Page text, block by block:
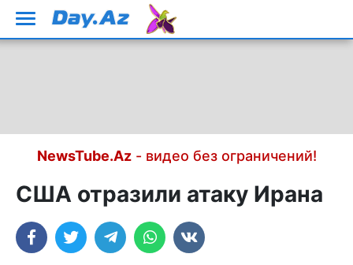
NewsTube.Az- видео без ограничений!
США отразили атаку Ирана